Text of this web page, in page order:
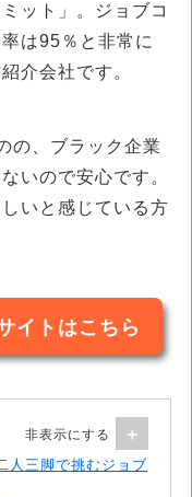
ット」。ジョブコ
は95％と非常に
介会社です。
の、ブラック企業
いので安心です。
いと感じている方
イトはこちら
人三脚で挑むジョブ